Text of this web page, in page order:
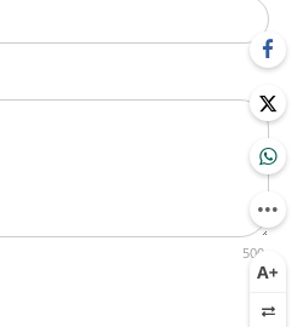
500